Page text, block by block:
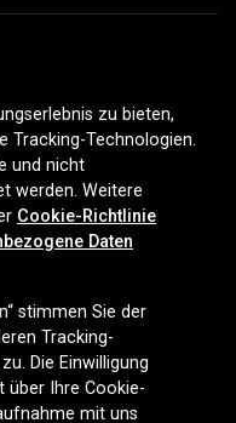
Nordic AB
zu bieten,
Tracking-Technologien.
und nicht
werden. Weitere
Cookie-Richtlinie
Daten
stimmen Sie der
Tracking-
Die Einwilligung
über Ihre Cookie-
mit uns